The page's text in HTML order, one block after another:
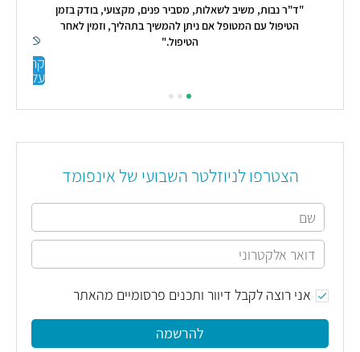
"ד"ר נבות, משיב לשאלות, מסביר פנים, מקצועי, בודק בזמן
הטיפול עם המטופל אם ניתן להמשיך בתהליך, וזמין לאחר
הטיפול."
קראו
עליי
הצטרפו לניוזלטר השבועי של אינפומד
אני רוצה לקבל דיוור ותכנים פרסומיים מהאתר
להרשמה